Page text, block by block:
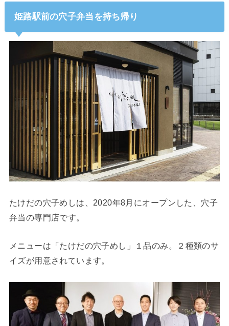
姫路駅前の穴子弁当を持ち帰り
たけだの穴子めしは、2020年8月にオープンした、穴子
弁当の専門店です。
メニューは「たけだの穴子めし」１品のみ。２種類のサ
イズが用意されています。